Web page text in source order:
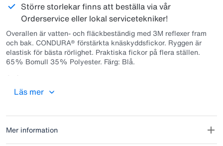
Större storlekar finns att beställa via vår
Orderservice eller lokal servicetekniker!
Overallen är vatten- och fläckbeständig med 3M reflexer fram
och bak. CONDURA® förstärkta knäskyddsfickor. Ryggen är
elastisk för bästa rörlighet. Praktiska fickor på flera ställen.
65% Bomull 35% Polyester. Färg: Blå.
OBS!
Overallen upplevs något stor i storleken, vänligen gå in i
måttabellen och mät vilken storlek som passar dig!
Läs mer
Mer information